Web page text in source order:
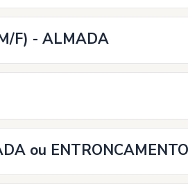
F) - ALMADA
ou ENTRONCAMENTO